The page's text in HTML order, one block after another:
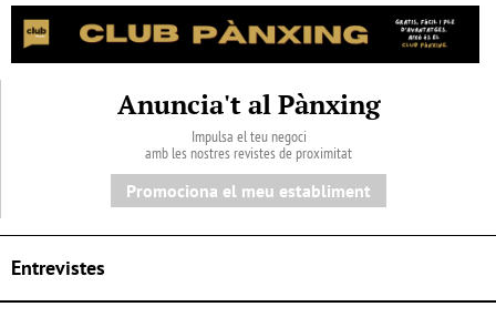
Anuncia't al Pànxing
Impulsa el teu negoci
amb les nostres revistes de proximitat
Promociona el meu establiment
Entrevistes